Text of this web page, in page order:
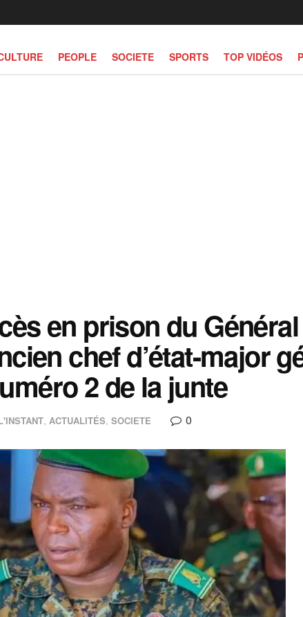
PEOPLE SOCIETE SPORTS TOP VIDÉOS
en prison du
chef d’état-major
2 de la junte
, ACTUALITÉS, SOCIETE 0